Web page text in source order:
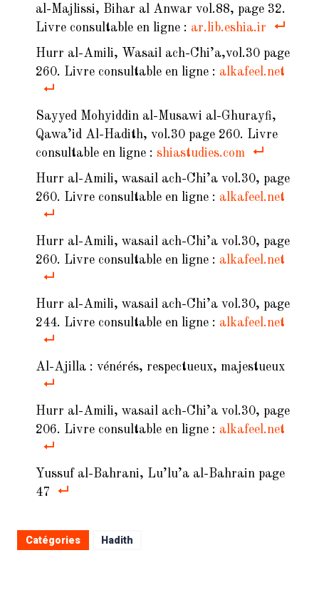
al-Majlissi, Bihar al Anwar vol.88, page 32.
Livre consultable en ligne : ar.lib.eshia.ir
Hurr al-Amili, Wasail ach-Chi’a,vol.30 page
260. Livre consultable en ligne : alkafeel.net
Sayyed Mohyiddin al-Musawi al-Ghurayfi,
Qawa’id Al-Hadith, vol.30 page 260. Livre
consultable en ligne : shiastudies.com
Hurr al-Amili, wasail ach-Chi’a vol.30, page
260. Livre consultable en ligne : alkafeel.net
Hurr al-Amili, wasail ach-Chi’a vol.30, page
260. Livre consultable en ligne : alkafeel.net
Hurr al-Amili, wasail ach-Chi’a vol.30, page
244. Livre consultable en ligne : alkafeel.net
Al-Ajilla : vénérés, respectueux, majestueux
Hurr al-Amili, wasail ach-Chi’a vol.30, page
206. Livre consultable en ligne : alkafeel.net
Yussuf al-Bahrani, Lu’lu’a al-Bahrain page
47
Catégories Hadith